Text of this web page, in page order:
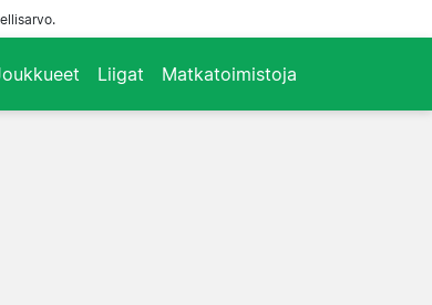
Liigat Matkatoimistoja